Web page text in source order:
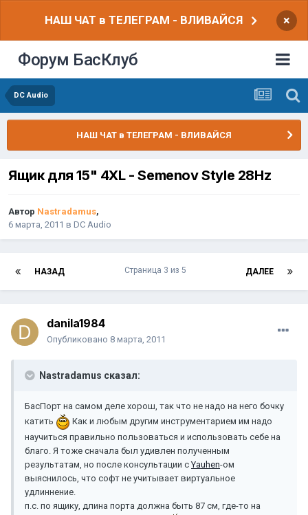
НАШ ЧАТ в ТЕЛЕГРАМ - ВЛИВАЙСЯ ×
Форум БасКлуб
DC Audio
НАШ ЧАТ в ТЕЛЕГРАМ - ВЛИВАЙСЯ
Ящик для 15" 4XL - Semenov Style 28Hz
Автор Nastradamus,
6 марта, 2011 в DC Audio
НАЗАД ДАЛЕЕ
Страница 3 из 5
danila1984
Опубликовано 8 марта, 2011
Nastradamus сказал:
БасПорт на самом деле хорош, так что не надо на него бочку
катить
Как и любым другим инструментарием им надо
научиться правильно пользоваться и использовать себе на
благо. Я тоже сначала был удивлен полученным
результатам, но после консультации сYauhen-ом
выяснилось, что софт не учитывает виртуальное
удлиннение.
п.с. по ящику, длина порта должна быть 87 см, где-то на